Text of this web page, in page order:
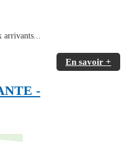
arrivants...
En savoir +
-